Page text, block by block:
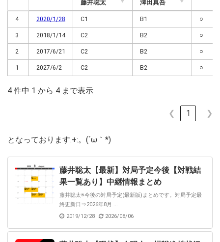
藤井聡太
澤田真吾
対局日
対局時クラス
藤井聡太
対局時クラス
澤田真吾
勝敗
4 2020/1/28 C1 B1 ○
3 2018/1/14 C2 B2 ○
2 2017/6/21 C2 B2 ○
1 2027/6/2 C2 B2 ○
4 件中 1 から 4 まで表示
❮ 1 ❯
となっております.+:。(´ω｀*)
藤井聡太【最新】対局予定今後【対戦結
果一覧あり】中継情報まとめ
藤井聡太※今後の対局予定(最新版)まとめです。対局予定最
終更新日⇒2026年8月 ...
2019/12/28
2026/08/06